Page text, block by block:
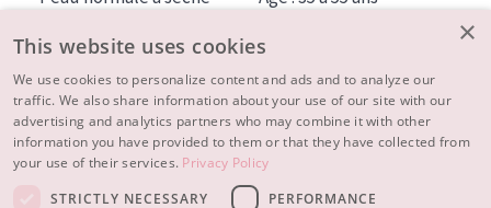
Peau mixte ou grasse
Peau mature
Peau ménopausée
À PROPOS
CONSEILS BEAUTÉ
×
This website uses cookies
We use cookies to personalize content and ads and to analyze our
traffic. We also share information about your use of our site with our
advertising and analytics partners who may combine it with other
information you have provided to them or that they have collected from
your use of their services. Privacy Policy
STRICTLY NECESSARY
PERFORMANCE